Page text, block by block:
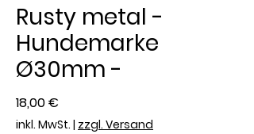
Rusty metal -
Hundemarke
Ø30mm -
18,00 €
inkl. MwSt. | zzgl. Versand